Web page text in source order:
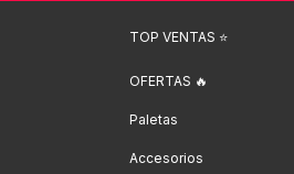
TOP VENTAS ⭐️
OFERTAS 🔥
Paletas
Accesorios